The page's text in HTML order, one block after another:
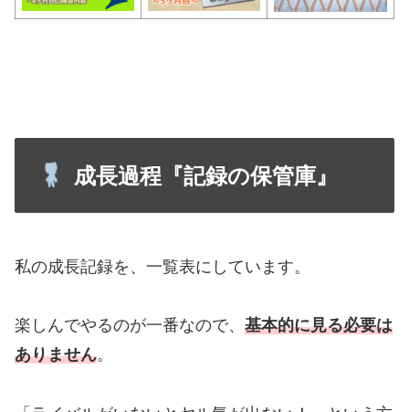
成長過程『記録の保管庫』
私の成長記録を、一覧表にしています。
楽しんでやるのが一番なので、 基本的に見る必要は
ありません。